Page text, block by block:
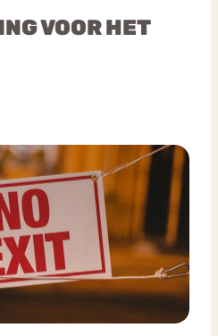
VOOR HET